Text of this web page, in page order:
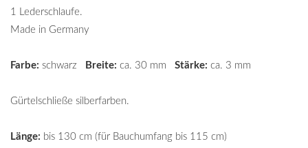
1 Lederschlaufe.
Made in Germany
Farbe: schwarz Breite: ca. 30 mm Stärke: ca. 3 mm
Gürtelschließe silberfarben.
Länge: bis 130 cm (für Bauchumfang bis 115 cm)